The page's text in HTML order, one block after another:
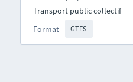
Format GTFS
Transport public collectif